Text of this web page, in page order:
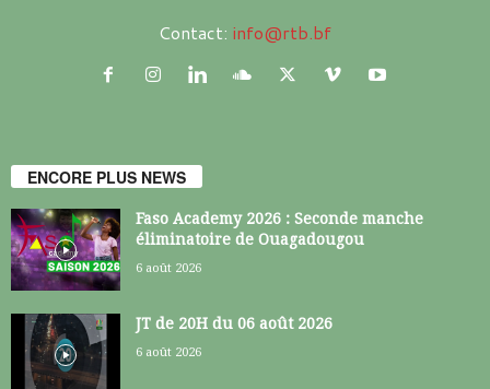
Contact: info@rtb.bf
ENCORE PLUS NEWS
Faso Academy 2026 : Seconde manche
éliminatoire de Ouagadougou
6 août 2026
JT de 20H du 06 août 2026
6 août 2026